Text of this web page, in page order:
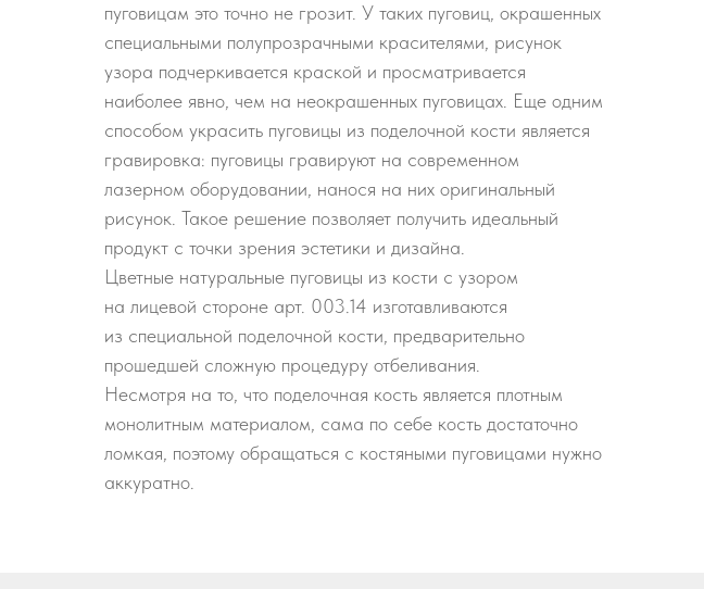
пуговицам это точно не грозит. У таких пуговиц, окрашенных
специальными полупрозрачными красителями, рисунок
узора подчеркивается краской и просматривается
наиболее явно, чем на неокрашенных пуговицах. Еще одним
способом украсить пуговицы из поделочной кости является
гравировка: пуговицы гравируют на современном
лазерном оборудовании, нанося на них оригинальный
рисунок. Такое решение позволяет получить идеальный
продукт с точки зрения эстетики и дизайна.
Цветные натуральные пуговицы из кости с узором
на лицевой стороне арт. 003.14 изготавливаются
из специальной поделочной кости, предварительно
прошедшей сложную процедуру отбеливания.
Несмотря на то, что поделочная кость является плотным
монолитным материалом, сама по себе кость достаточно
ломкая, поэтому обращаться с костяными пуговицами нужно
аккуратно.